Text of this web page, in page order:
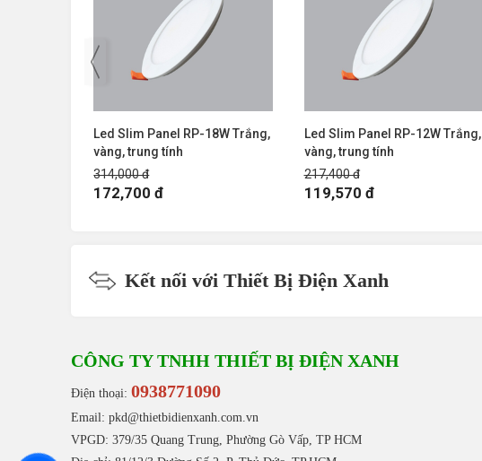
Led Slim Panel RP-18W Trắng,
vàng, trung tính
314,000 đ
172,700 đ
Led Slim Panel RP-12W Trắng,
vàng, trung tính
217,400 đ
119,570 đ
Kết nối với Thiết Bị Điện Xanh
CÔNG TY TNHH THIẾT BỊ ĐIỆN XANH
Điện thoại: 0938771090
Email: pkd@thietbidienxanh.com.vn
VPGD: 379/35 Quang Trung, Phường Gò Vấp, TP HCM